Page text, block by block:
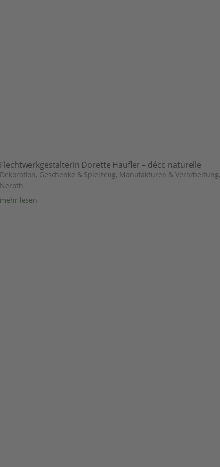
Flechtwerkgestalterin Dorette Haufler – déco naturelle
Dekoration, Geschenke & Spielzeug, Manufakturen & Verarbeitung,
Neroth
mehr lesen